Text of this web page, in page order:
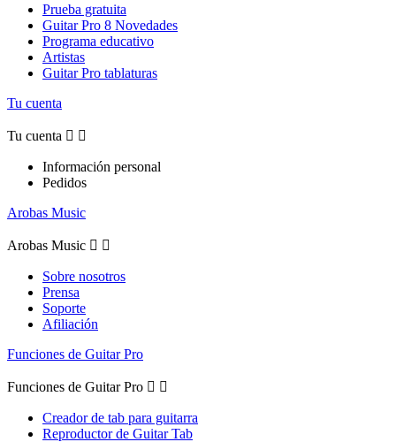
Prueba gratuita
Guitar Pro 8 Novedades
Programa educativo
Artistas
Guitar Pro tablaturas
Tu cuenta
Tu cuenta  
Información personal
Pedidos
Arobas Music
Arobas Music  
Sobre nosotros
Prensa
Soporte
Afiliación
Funciones de Guitar Pro
Funciones de Guitar Pro  
Creador de tab para guitarra
Reproductor de Guitar Tab